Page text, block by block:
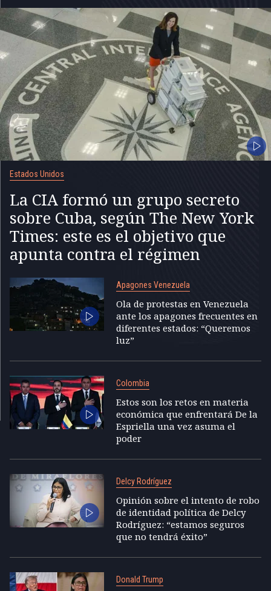
Estados Unidos
La CIA formó un grupo secreto
sobre Cuba, según The New York
Times: este es el objetivo que
apunta contra el régimen
Apagones Venezuela
Ola de protestas en Venezuela
ante los apagones frecuentes en
diferentes estados: “Queremos
luz”
Colombia
Estos son los retos en materia
económica que enfrentará De la
Espriella una vez asuma el
poder
Delcy Rodríguez
Opinión sobre el intento de robo
de identidad política de Delcy
Rodríguez: “estamos seguros
que no tendrá éxito”
Donald Trump